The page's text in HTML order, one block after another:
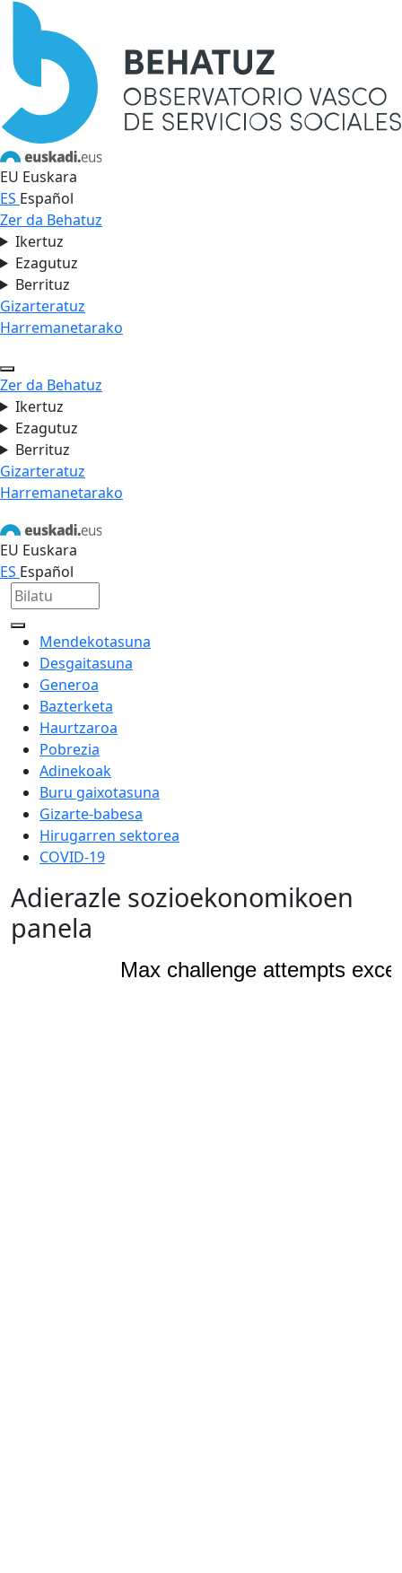
EU Euskara
ES Español
Zer da Behatuz
Ikertuz
Ezagutuz
Berrituz
Gizarteratuz
Harremanetarako
Zer da Behatuz
Ikertuz
Ezagutuz
Berrituz
Gizarteratuz
Harremanetarako
EU Euskara
ES Español
Mendekotasuna
Desgaitasuna
Generoa
Bazterketa
Haurtzaroa
Pobrezia
Adinekoak
Buru gaixotasuna
Gizarte-babesa
Hirugarren sektorea
COVID-19
Adierazle sozioekonomikoen
panela